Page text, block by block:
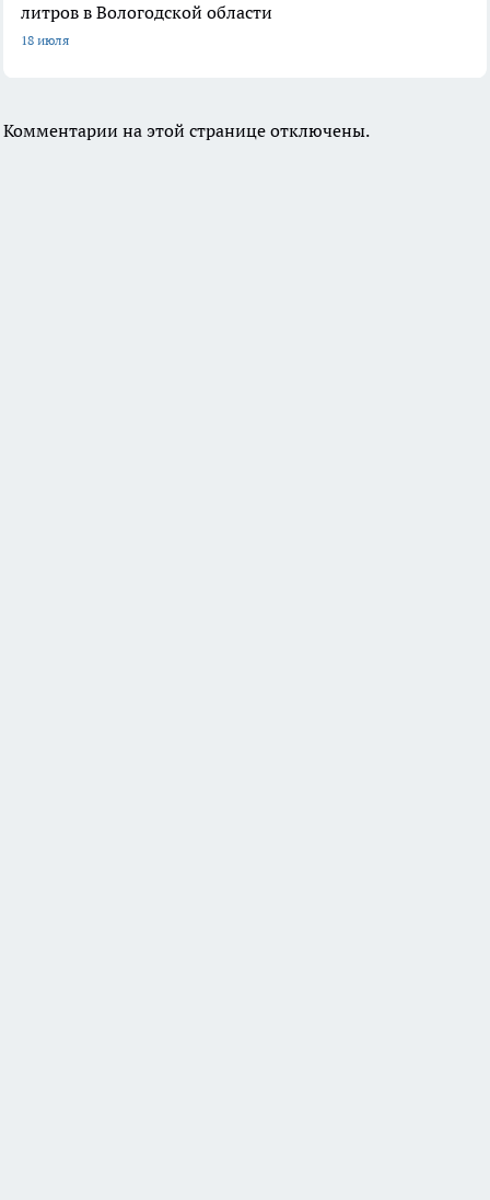
литров в Вологодской области
18 июля
Комментарии на этой странице отключены.